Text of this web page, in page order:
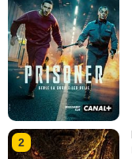
2